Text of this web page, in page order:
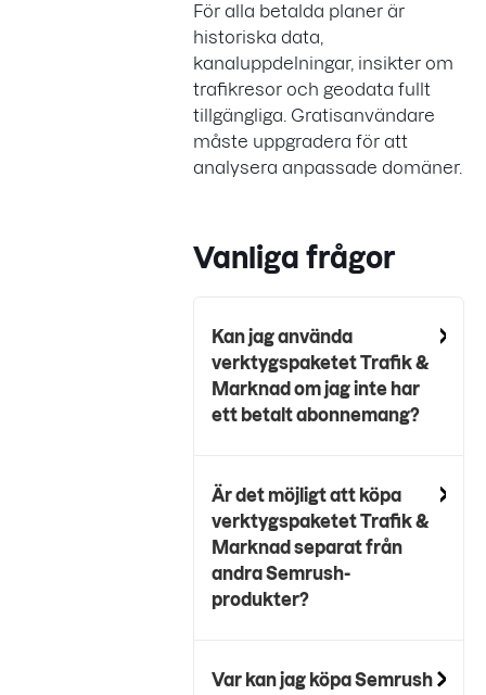
För alla betalda planer är
historiska data,
kanaluppdelningar, insikter om
trafikresor och geodata fullt
tillgängliga. Gratisanvändare
måste uppgradera för att
analysera anpassade domäner.
Vanliga frågor
Kan jag använda
verktygspaketet Trafik &
Marknad om jag inte har
ett betalt abonnemang?
Är det möjligt att köpa
verktygspaketet Trafik &
Marknad separat från
andra Semrush-
produkter?
Var kan jag köpa Semrush